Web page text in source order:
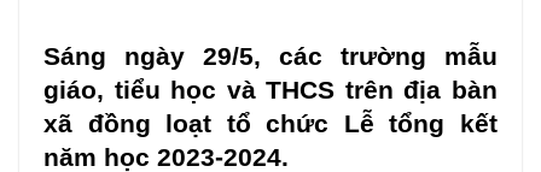
Sáng ngày 29/5, các trường mẫu
giáo, tiểu học và THCS trên địa bàn
xã đồng loạt tổ chức Lễ tổng kết
năm học 2023-2024.